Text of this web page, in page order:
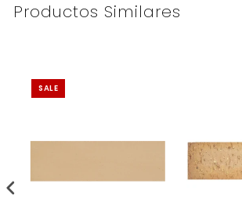
Productos Similares
SALE